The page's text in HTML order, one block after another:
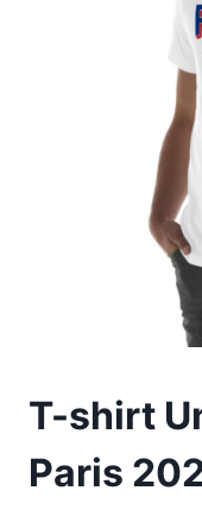
T-shirt
Paris